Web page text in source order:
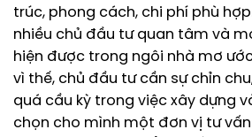
trúc, phong cách, chi phí phù
nhiều chủ đầu tư quan tâm và
hiện được trong ngôi nhà mơ
vì thế, chủ đầu tư cần sự chỉn
quá cầu kỳ trong việc xây dựng
chọn cho mình một đơn vị tư